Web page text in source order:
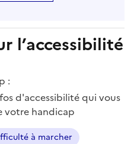
l’accessibilité
:
d'accessibilité qui vous
votre handicap
à marcher